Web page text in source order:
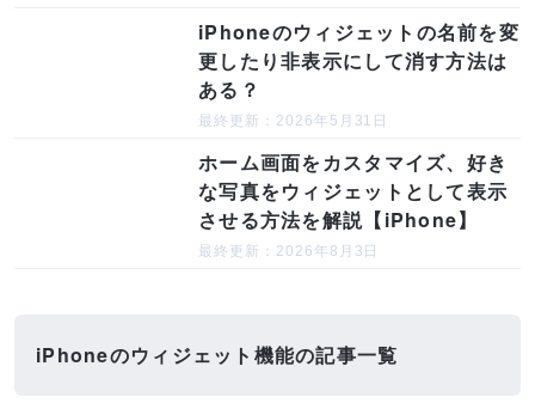
iPhoneのウィジェットの名前を変
更したり非表示にして消す方法は
ある？
最終更新：2026年5月31日
ホーム画面をカスタマイズ、好き
な写真をウィジェットとして表示
させる方法を解説【iPhone】
最終更新：2026年8月3日
iPhoneのウィジェット機能の記事一覧